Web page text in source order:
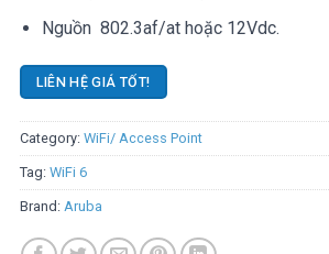
Nguồn 802.3af/at hoặc 12Vdc.
LIÊN HỆ GIÁ TỐT!
Category: WiFi/ Access Point
Tag: WiFi 6
Brand: Aruba